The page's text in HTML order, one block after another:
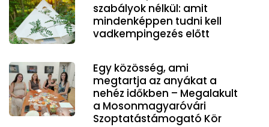
szabályok nélkül: amit
mindenképpen tudni kell
vadkempingezés előtt
Egy közösség, ami
megtartja az anyákat a
nehéz időkben – Megalakult
a Mosonmagyaróvári
Szoptatástámogató Kör